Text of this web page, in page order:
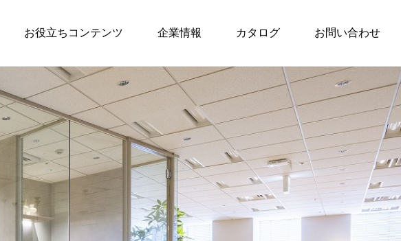
お役立ちコンテンツ 企業情報 カタログ お問い合わせ